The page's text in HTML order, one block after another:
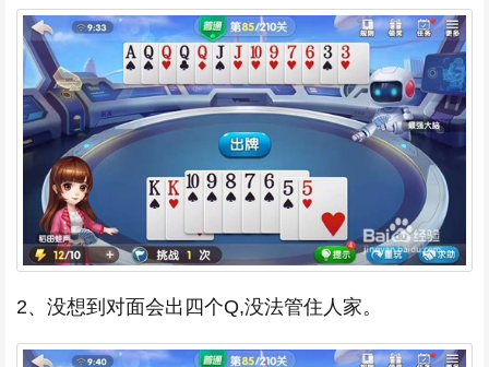
2、没想到对面会出四个Q,没法管住人家。